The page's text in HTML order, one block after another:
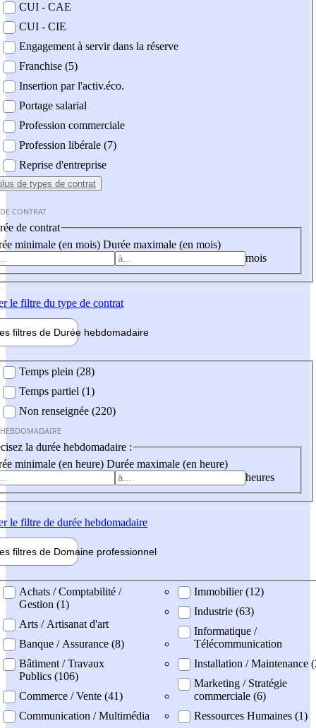
CUI - CAE
CUI - CIE
Engagement à servir dans la réserve
Franchise (5)
Insertion par l'activ.éco.
Portage salarial
Profession commerciale
Profession libérale (7)
Reprise d'entreprise
de types de contrat
CONTRAT
de contrat
minimale (en mois) Durée maximale (en mois)
mois
le filtre du type de contrat
filtres de Durée hebdomadaire
Temps plein (28)
Temps partiel (1)
Non renseignée (220)
la durée hebdomadaire :
minimale (en heure) Durée maximale (en heure)
heures
le filtre de durée hebdomadaire
filtres de Domaine professionnel
professionel
Achats / Comptabilité /
Gestion (1)
Arts / Artisanat d'art
Banque / Assurance (8)
Bâtiment / Travaux
Publics (106)
Commerce / Vente (41)
Communication / Multimédia
Immobilier (12)
Industrie (63)
Informatique /
Télécommunication
Installation / Maintenance
Marketing / Stratégie
commerciale (6)
Ressources Humaines (1)